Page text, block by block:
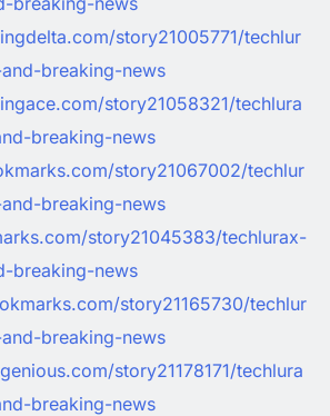
story21005771/techlur
breaking-news
story21058321/techlura
breaking-news
story21067002/techlur
breaking-news
story21045383/techlurax-
breaking-news
story21165730/techlur
breaking-news
story21178171/techlura
breaking-news